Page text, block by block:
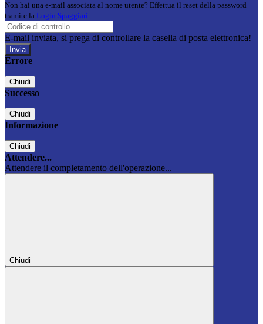
Non hai una e-mail associata al nome utente? Effettua il reset della password
tramite la Login Spaggiari
E-mail inviata, si prega di controllare la casella di posta elettronica!
Errore
Chiudi
Successo
Chiudi
Informazione
Chiudi
Attendere...
Attendere il completamento dell'operazione...
Chiudi